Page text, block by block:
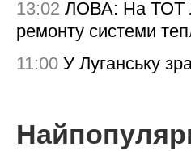
13:02 ЛОВА: На ТОТ
ремонту системи
11:00 У Луганську